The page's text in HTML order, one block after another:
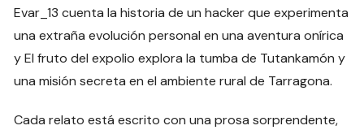
Evar_13 cuenta la historia de un hacker que experimenta
una extraña evolución personal en una aventura onírica
y El fruto del expolio explora la tumba de Tutankamón y
una misión secreta en el ambiente rural de Tarragona.
Cada relato está escrito con una prosa sorprendente,